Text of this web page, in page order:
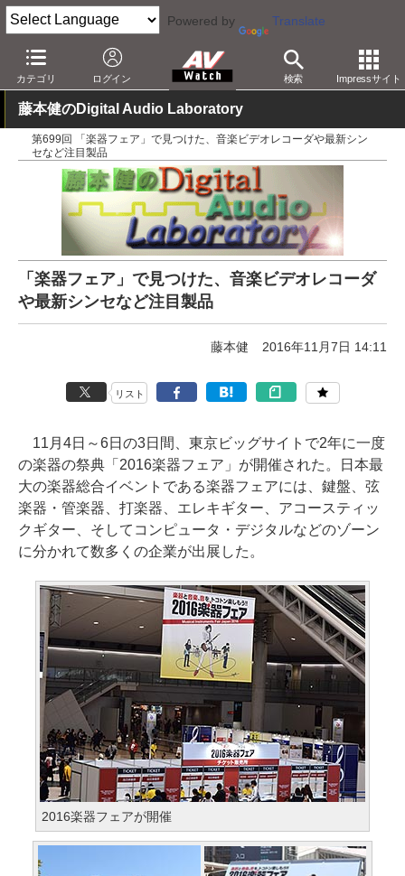
Powered by Translate
カテゴリ ログイン 検索 Impressサイト
AV Watch 製品 音楽制作
藤本健のDigital Audio Laboratory
第699回 「楽器フェア」で見つけた、音楽ビデオレコーダや最新シン
セなど注目製品
「楽器フェア」で見つけた、音楽ビデオレコーダ
や最新シンセなど注目製品
藤本健 2016年11月7日 14:11
リスト
11月4日～6日の3日間、東京ビッグサイトで2年に一度
の楽器の祭典「2016楽器フェア」が開催された。日本最
大の楽器総合イベントである楽器フェアには、鍵盤、弦
楽器・管楽器、打楽器、エレキギター、アコースティッ
クギター、そしてコンピュータ・デジタルなどのゾーン
に分かれて数多くの企業が出展した。
2016楽器フェアが開催